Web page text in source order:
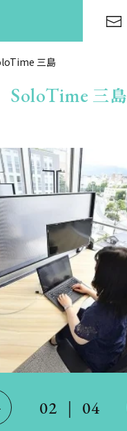
三島
SoloTime 三島
03 ｜ 04